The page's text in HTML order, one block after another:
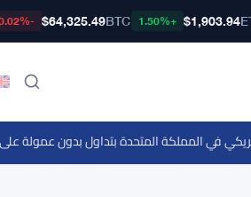
$1,903.94
+1.50%
BTC
$64,325.49
-0.02%